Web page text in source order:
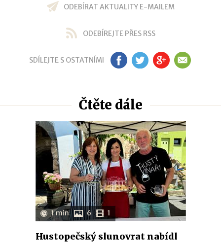
ODEBÍRAT AKTUALITY E-MAILEM
ODEBÍREJTE PŘES RSS
SDÍLEJTE S OSTATNÍMI FB TW GP EM
Čtěte dále
1 min 6 1
Hustopečský slunovrat nabídl